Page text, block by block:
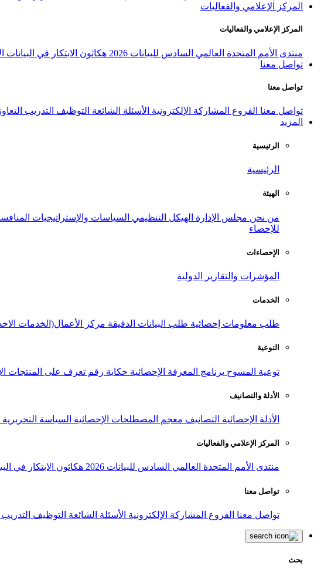
المركز الإعلامي والفعاليات
المركز الإعلامي والفعاليات
منتدى الأمم المتحدة العالمي السادس للبيانات 2026 هكاثون الابتكار في البيانات
تواصل معنا
تواصل معنا
تواصل معنا الفروع المشاركة الإلكترونية الأسئلة الشائعة التوظيف التدريب
المزيد
الرئيسية
الرئيسية
الهيئة
من نحن مجلس الإدارة الهيكل التنظيمي السياسات والإستراتيجيات
للإحصاء
الإحصاءات
المؤشرات والتقارير الدولية
الخدمات
طلب معلومات إحصائية طلب البيانات الدقيقة مركز الأعمال(الخدمات
التوعية
توعية المسوح برنامج المعرفة الإحصائية حكاية رقم تعرف على المنتجات
الأدلة والتصانيف
الأدلة الإحصائية التصانيف معجم المصطلحات الإحصائية السياسة التحريرية
المركز الإعلامي والفعاليات
منتدى الأمم المتحدة العالمي السادس للبيانات 2026 هكاثون الابتكار في
تواصل معنا
تواصل معنا الفروع المشاركة الإلكترونية الأسئلة الشائعة التوظيف
بحث